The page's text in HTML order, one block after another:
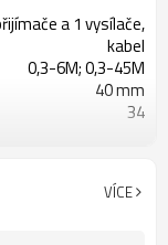
a 1 vysílače,
kabel
0,3-6M; 0,3-45M
40 mm
34
konektorem M16
VÍCE